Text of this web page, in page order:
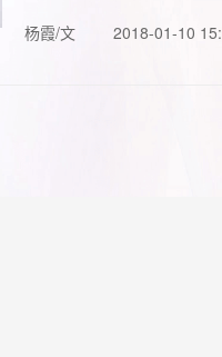
杨霞/文
2018-01-10